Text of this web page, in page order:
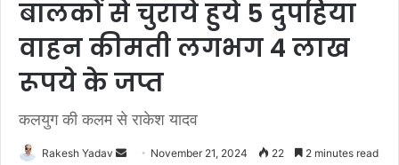
बालकों से चुराये हुये 5 दुपहिया
वाहन कीमती लगभग 4 लाख
रूपये के जप्त
कलयुग की कलम से राकेश यादव
Rakesh Yadav November 21, 2024 22 2 minutes read